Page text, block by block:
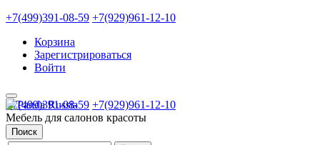
+7(499)391-08-59 +7(929)961-12-10
Корзина
Зарегистрироваться
Войти
+7(499)391-08-59 +7(929)961-12-10
Мебель для салонов красоты
Поиск